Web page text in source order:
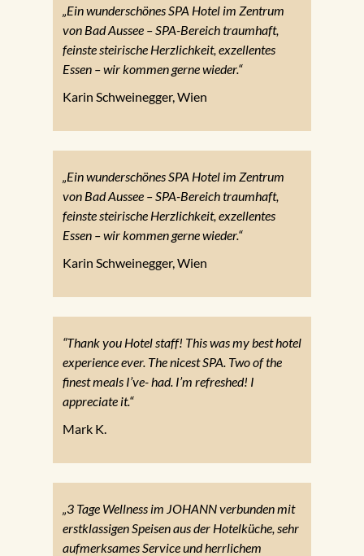
„Ein wunderschönes SPA Hotel im Zentrum
von Bad Aussee – SPA-Bereich traumhaft,
feinste steirische Herzlichkeit, exzellentes
Essen – wir kommen gerne wieder.“
Karin Schweinegger, Wien
„Ein wunderschönes SPA Hotel im Zentrum
von Bad Aussee – SPA-Bereich traumhaft,
feinste steirische Herzlichkeit, exzellentes
Essen – wir kommen gerne wieder.“
Karin Schweinegger, Wien
“Thank you Hotel staff! This was my best hotel
experience ever. The nicest SPA. Two of the
finest meals I’ve- had. I’m refreshed! I
appreciate it.“
Mark K.
„3 Tage Wellness im JOHANN verbunden mit
erstklassigen Speisen aus der Hotelküche, sehr
aufmerksames Service und herrlichem